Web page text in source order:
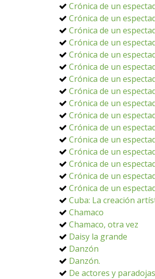
Crónica de un
Crónica de un
Crónica de un
Crónica de un
Crónica de un
Crónica de un
Crónica de un
Crónica de un
Crónica de un
Crónica de un
Crónica de un
Crónica de un
Crónica de un
Crónica de un
Crónica de un
Crónica de un
Cuba: La creación
Chamaco
Chamaco, otra vez
Daisy la grande
Danzón
Danzón.
De actores y paradojas